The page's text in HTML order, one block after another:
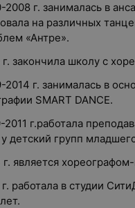
г. занималась в
на различных
«Антре».
г. закончила школу с
2014 г. занималась в
SMART DANCE.
2011 г.работала
детский групп
является
работала в студии